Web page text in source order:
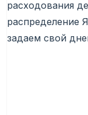
расходования
распределение
задаем свой